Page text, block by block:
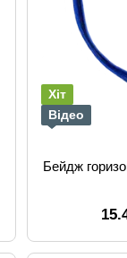
Хіт
Відео
Бейдж